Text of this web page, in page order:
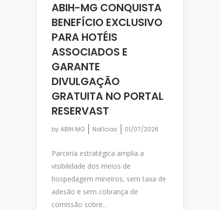
ABIH-MG CONQUISTA
BENEFÍCIO EXCLUSIVO
PARA HOTÉIS
ASSOCIADOS E
GARANTE
DIVULGAÇÃO
GRATUITA NO PORTAL
RESERVAST
byABIH MG Notícias 01/07/2026
Parceria estratégica amplia a
visibilidade dos meios de
hospedagem mineiros, sem taxa de
adesão e sem cobrança de
comissão sobre...